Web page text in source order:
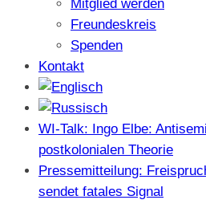
Mitglied werden
Freundeskreis
Spenden
Kontakt
WI-Talk: Ingo Elbe:
postkolonialen Theorie
Pressemitteilung:
sendet fatales Signal